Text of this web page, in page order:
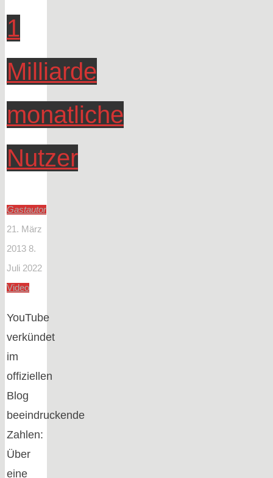
1
Milliarde
monatliche
Nutzer
Gastautor
21. März
2013 8.
Juli 2022
Video
YouTube
verkündet
im
offiziellen
Blog
beeindruckende
Zahlen:
Über
eine